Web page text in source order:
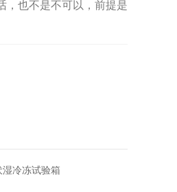
，也不是不可以，前提是
湿冷冻试验箱